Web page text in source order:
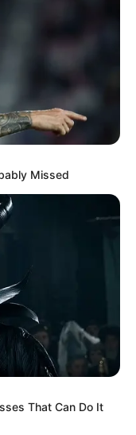
Missed
That Can Do It